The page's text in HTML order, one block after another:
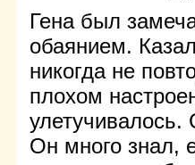
Гена был
обаянием.
никогда не
плохом
Он много знал,